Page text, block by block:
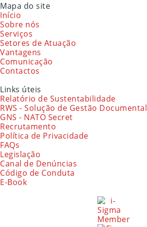
Mapa do site
Início
Sobre nós
Serviços
Setores de Atuação
Vantagens
Comunicação
Contactos
Links úteis
Relatório de Sustentabilidade
RWS - Solução de Gestão Documental
GNS - NATO Secret
Recrutamento
Política de Privacidade
FAQs
Legislação
Canal de Denúncias
Código de Conduta
E-Book